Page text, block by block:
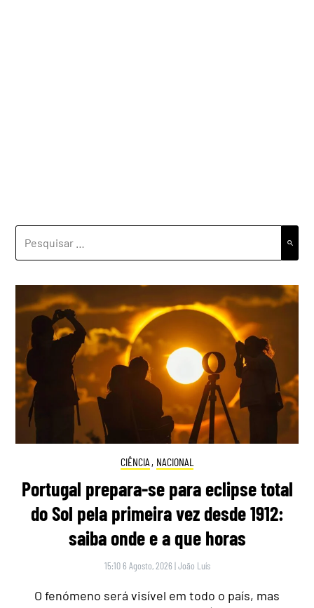
POR:
CIÊNCIA , NACIONAL
Portugal prepara-se para eclipse total
do Sol pela primeira vez desde 1912:
saiba onde e a que horas
15:10 6 Agosto, 2026 |João Luís
O fenómeno será visível em todo o país, mas